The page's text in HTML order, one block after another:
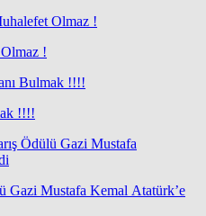
!
!!!!
Gazi Mustafa Kemal Atatürk’e